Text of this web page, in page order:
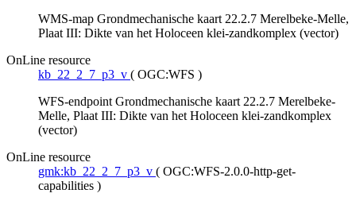
WMS-map Grondmechanische kaart 22.2.7 Merelbeke-Melle,
Plaat III: Dikte van het Holoceen klei-zandkomplex (vector)
OnLine resource
kb_22_2_7_p3_v ( OGC:WFS )
WFS-endpoint Grondmechanische kaart 22.2.7 Merelbeke-
Melle, Plaat III: Dikte van het Holoceen klei-zandkomplex
(vector)
OnLine resource
gmk:kb_22_2_7_p3_v ( OGC:WFS-2.0.0-http-get-
capabilities )